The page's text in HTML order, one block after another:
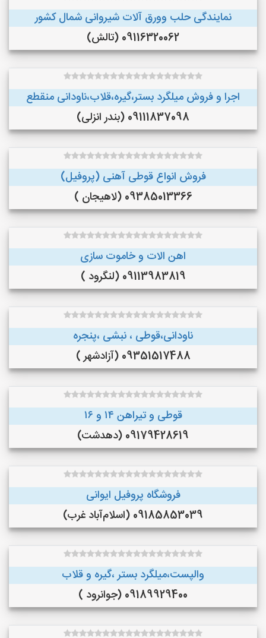
نمایندگی حلب وورق آلات شیروانی شمال کشور
09116320062 (تالش)
اجرا و فروش میلگرد بستر،گیره،قلاب،ناودانی منقطع
09111837098 (بندر انزلی)
فروش انواع قوطی آهنی (پروفیل)
09385013366 (لاهیجان )
اهن الات و خاموت سازی
09113983819 (لنگرود )
ناودانی،قوطی ، نبشی ،پنجره
09351517488 (آزادشهر )
قوطی و تیراهن ۱۴ و ۱۶
09179428619 (دهدشت)
فروشگاه پروفیل ایوانی
09185853039 (اسلام‌آباد غرب)
والپست،میلگرد بستر ،گیره و قلاب
09189929400 (جوانرود )